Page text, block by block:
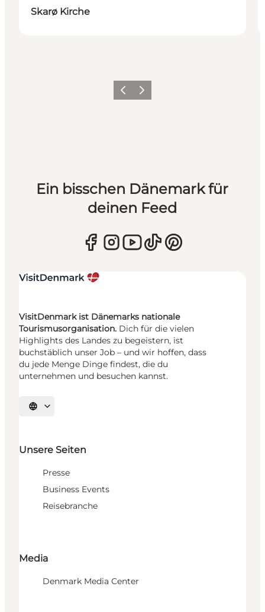
Skarø Kirche
ZurückWeiter
Ein bisschen Dänemark für
deinen Feed
VisitDenmark ist Dänemarks nationale
Tourismusorganisation. Dich für die vielen
Highlights des Landes zu begeistern, ist
buchstäblich unser Job – und wir hoffen, dass
du jede Menge Dinge findest, die du
unternehmen und besuchen kannst.
Sprache auswählen
Unsere Seiten
Presse
Business Events
Reisebranche
Media
Denmark Media Center